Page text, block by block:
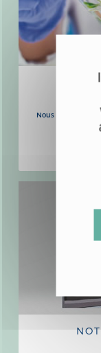
Nous élaborons
naturels